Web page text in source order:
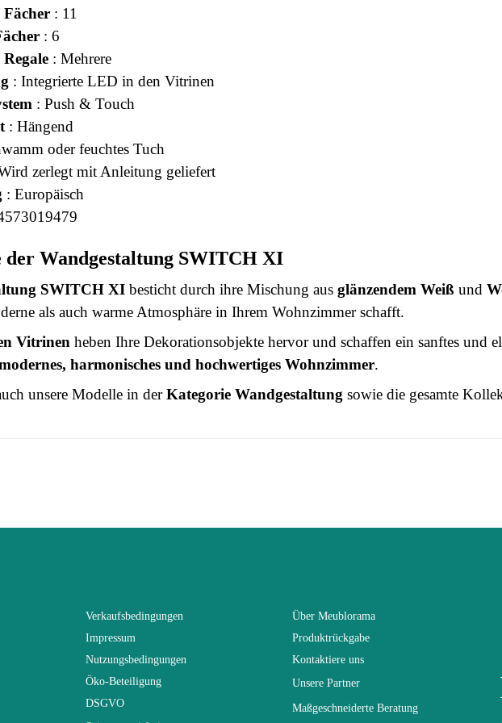
: 11
: 6
: Mehrere
: Integrierte LED in den Vitrinen
: Push & Touch
: Hängend
oder feuchtes Tuch
zerlegt mit Anleitung geliefert
: Europäisch
der Wandgestaltung SWITCH XI
SWITCH XI besticht durch ihre Mischung aus glänzendem Weiß und
als auch warme Atmosphäre in Ihrem Wohnzimmer schafft.
Vitrinen heben Ihre Dekorationsobjekte hervor und schaffen ein sanftes und
harmonisches und hochwertiges Wohnzimmer.
unsere Modelle in derKategorie Wandgestaltung sowie die gesamte
21
Verkaufsbedingungen
Impressum
Nutzungsbedingungen
Öko-Beteiligung
DSGVO
Über Meublorama
Produktrückgabe
Kontaktiere uns
Unsere Partner
Maßgeschneiderte Beratung